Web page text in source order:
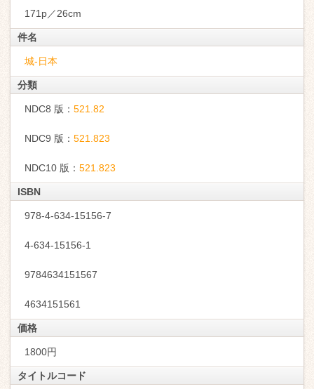
171p／26cm
件名
城-日本
分類
NDC8 版： 521.82
NDC9 版： 521.823
NDC10 版： 521.823
ISBN
978-4-634-15156-7
4-634-15156-1
9784634151567
4634151561
価格
1800円
タイトルコード